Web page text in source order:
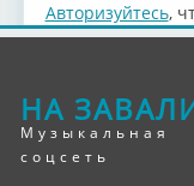
Авторизуйтесь,
НА
Музыкальная
соцсеть